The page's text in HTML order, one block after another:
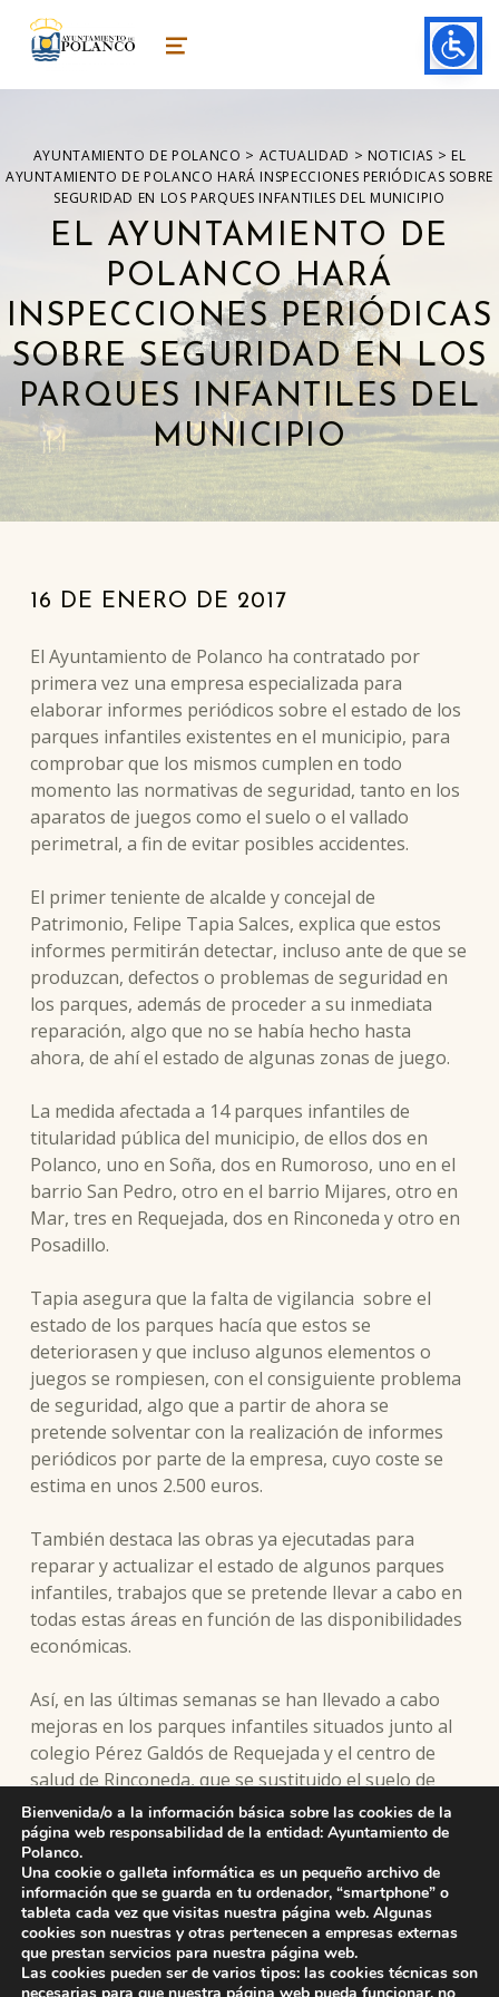
ayuntamiento de polanco
AYUNTAMIENTO DE POLANCO MENU
AYUNTAMIENTO DE POLANCO > ACTUALIDAD > NOTICIAS > EL
AYUNTAMIENTO DE POLANCO HARÁ INSPECCIONES PERIÓDICAS SOBRE
SEGURIDAD EN LOS PARQUES INFANTILES DEL MUNICIPIO
EL AYUNTAMIENTO DE
POLANCO HARÁ
INSPECCIONES PERIÓDICAS
SOBRE SEGURIDAD EN LOS
PARQUES INFANTILES DEL
MUNICIPIO
16 DE ENERO DE 2017
El Ayuntamiento de Polanco ha contratado por
primera vez una empresa especializada para
elaborar informes periódicos sobre el estado de los
parques infantiles existentes en el municipio, para
comprobar que los mismos cumplen en todo
momento las normativas de seguridad, tanto en los
aparatos de juegos como el suelo o el vallado
perimetral, a fin de evitar posibles accidentes.
El primer teniente de alcalde y concejal de
Patrimonio, Felipe Tapia Salces, explica que estos
informes permitirán detectar, incluso ante de que se
produzcan, defectos o problemas de seguridad en
los parques, además de proceder a su inmediata
reparación, algo que no se había hecho hasta
ahora, de ahí el estado de algunas zonas de juego.
La medida afectada a 14 parques infantiles de
titularidad pública del municipio, de ellos dos en
Polanco, uno en Soña, dos en Rumoroso, uno en el
barrio San Pedro, otro en el barrio Mijares, otro en
Mar, tres en Requejada, dos en Rinconeda y otro en
Posadillo.
Tapia asegura que la falta de vigilancia sobre el
estado de los parques hacía que estos se
deteriorasen y que incluso algunos elementos o
juegos se rompiesen, con el consiguiente problema
de seguridad, algo que a partir de ahora se
pretende solventar con la realización de informes
periódicos por parte de la empresa, cuyo coste se
estima en unos 2.500 euros.
También destaca las obras ya ejecutadas para
reparar y actualizar el estado de algunos parques
infantiles, trabajos que se pretende llevar a cabo en
todas estas áreas en función de las disponibilidades
económicas.
Así, en las últimas semanas se han llevado a cabo
mejoras en los parques infantiles situados junto al
colegio Pérez Galdós de Requejada y el centro de
salud de Rinconeda, que se sustituido el suelo de
baldosas de caucho por estar muy deteriorado por
otro continuo de mayor seguridad y se han pintado
los distintos elementos, además de instalar alguno
nuevo donde era necesario.
Skip back to main navigation
Bienvenida/o a la información básica sobre las cookies de la
página web responsabilidad de la entidad: Ayuntamiento de
Polanco.
Una cookie o galleta informática es un pequeño archivo de
información que se guarda en tu ordenador, “smartphone” o
tableta cada vez que visitas nuestra página web. Algunas
cookies son nuestras y otras pertenecen a empresas externas
que prestan servicios para nuestra página web.
Las cookies pueden ser de varios tipos: las cookies técnicas son